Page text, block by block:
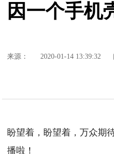
因一个手机
来源： 2020-01-14 13:39:32
盼望着，盼望着，万众期
播啦！